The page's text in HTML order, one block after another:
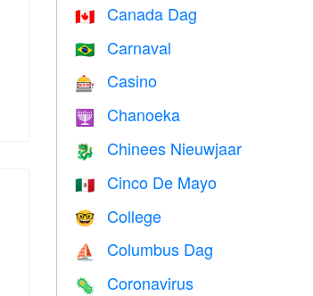
🇨🇦 Canada Dag
🇧🇷 Carnaval
🎰 Casino
🕎 Chanoeka
🐉 Chinees Nieuwjaar
🇲🇽 Cinco De Mayo
🤓 College
⛵️ Columbus Dag
🦠 Coronavirus